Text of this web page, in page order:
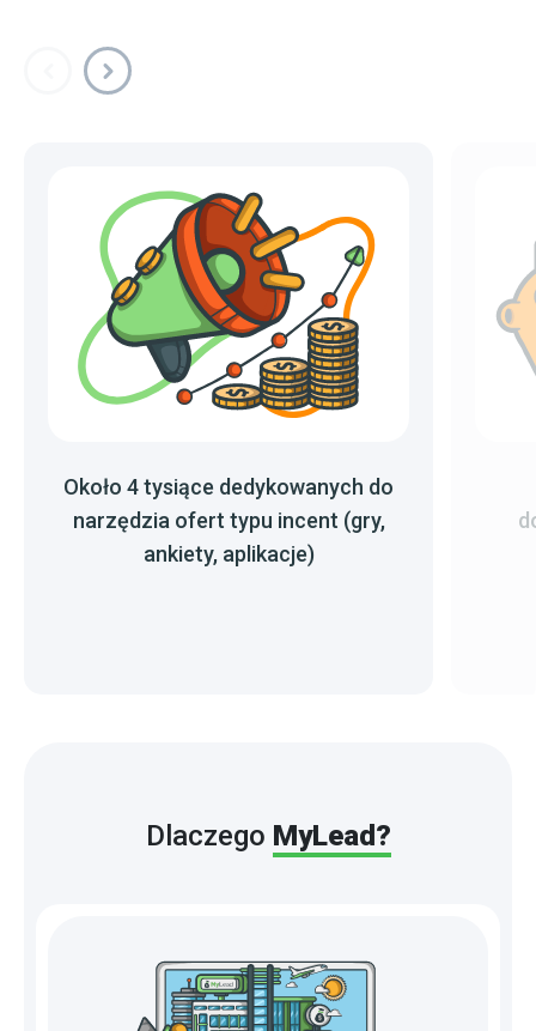
Około 4 tysiące dedykowanych do
narzędzia ofert typu incent (gry,
ankiety, aplikacje)
Dlaczego MyLead?